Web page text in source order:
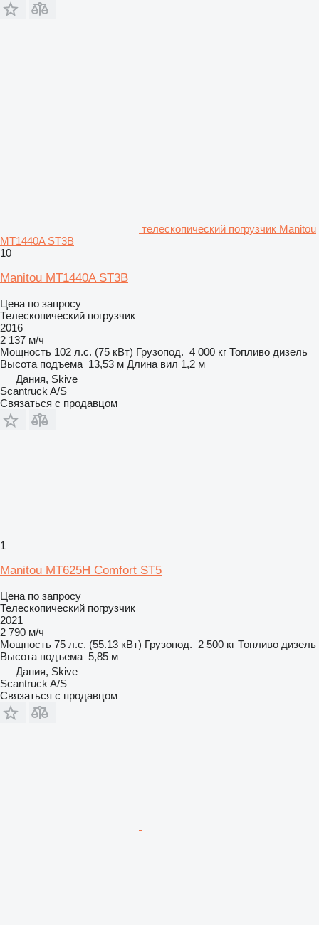
телескопический погрузчик Manitou
MT1440A ST3B
10
Manitou MT1440A ST3B
Цена по запросу
Телескопический погрузчик
2016
2 137 м/ч
Мощность 102 л.с. (75 кВт) Грузопод. 4 000 кг Топливо дизель
Высота подъема 13,53 м Длина вил 1,2 м
Дания, Skive
Scantruck A/S
Связаться с продавцом
1
Manitou MT625H Comfort ST5
Цена по запросу
Телескопический погрузчик
2021
2 790 м/ч
Мощность 75 л.с. (55.13 кВт) Грузопод. 2 500 кг Топливо дизель
Высота подъема 5,85 м
Дания, Skive
Scantruck A/S
Связаться с продавцом